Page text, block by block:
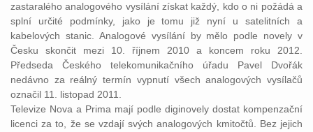
zastaralého analogového vysílání získat každý, kdo o ni požádá a
splní určité podmínky, jako je tomu již nyní u satelitních a
kabelových stanic. Analogové vysílání by mělo podle novely v
Česku skončit mezi 10. říjnem 2010 a koncem roku 2012.
Předseda Českého telekomunikačního úřadu Pavel Dvořák
nedávno za reálný termín vypnutí všech analogových vysílačů
označil 11. listopad 2011.
Televize Nova a Prima mají podle diginovely dostat kompenzační
licenci za to, že se vzdají svých analogových kmitočtů. Bez jejich